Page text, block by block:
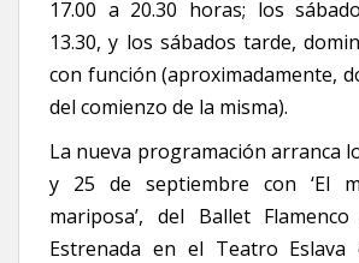
17.00 a 20.30 horas; los
13.30, y los sábados tarde,
con función (aproximadamente,
del comienzo de la misma).
La nueva programación arranca
y 25 de septiembre con ‘El
mariposa’, del Ballet
Estrenada en el Teatro